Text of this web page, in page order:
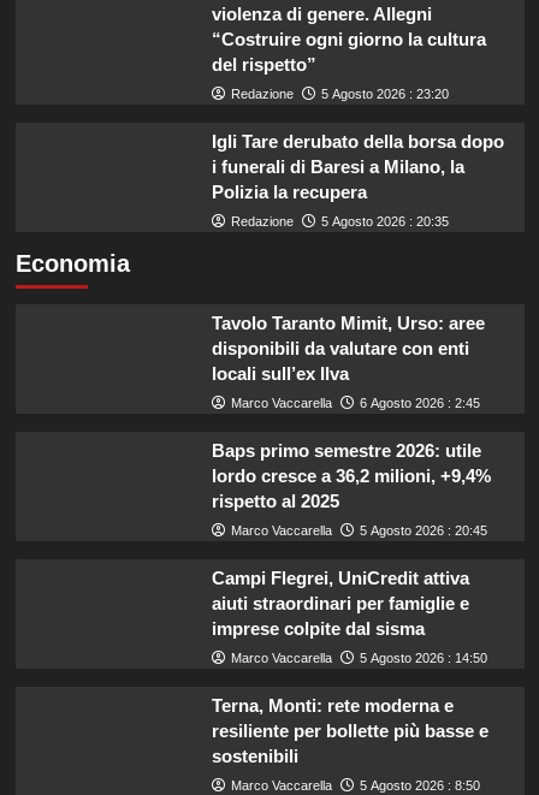
violenza di genere. Allegni
“Costruire ogni giorno la cultura
del rispetto”
Redazione 5 Agosto 2026 : 23:20
Igli Tare derubato della borsa dopo
i funerali di Baresi a Milano, la
Polizia la recupera
Redazione 5 Agosto 2026 : 20:35
Economia
Tavolo Taranto Mimit, Urso: aree
disponibili da valutare con enti
locali sull’ex Ilva
Marco Vaccarella 6 Agosto 2026 : 2:45
Baps primo semestre 2026: utile
lordo cresce a 36,2 milioni, +9,4%
rispetto al 2025
Marco Vaccarella 5 Agosto 2026 : 20:45
Campi Flegrei, UniCredit attiva
aiuti straordinari per famiglie e
imprese colpite dal sisma
Marco Vaccarella 5 Agosto 2026 : 14:50
Terna, Monti: rete moderna e
resiliente per bollette più basse e
sostenibili
Marco Vaccarella 5 Agosto 2026 : 8:50